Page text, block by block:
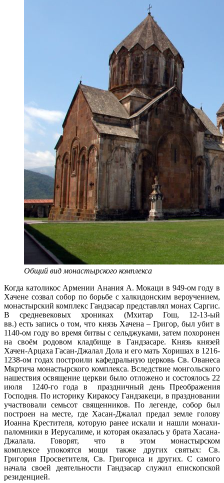
Общий вид монастырского комплекса
Когда католикос Армении Анания А. Мокаци в 949-ом году в
Хачене созвал собор по борьбе с халкидонским вероучением,
монастырский комплекс Гандзасар представлял монах Саргис.
В средневековых хрониках (Мхитар Гош, 12-13-ый
вв.) есть запись о том, что князь Хачена – Григор, был убит в
1140-ом году во время битвы с сельджуками, затем похоронен
на своём родовом кладбище в Гандзасаре. Князь князей
Хачен-Арцаха Гасан-Джалал Дола и его мать Хоришах в 1216-
1238-ом годах построили кафедральную церковь Св. Ованеса
Мкртича монастырского комплекса. Вследствие монгольского
нашествия освящение церкви было отложено и состоялось 22
июля 1240-го года в праздничный день Преображения
Господня. По историку Киракосу Гандзакеци, в праздновании
участвовали семьсот священников. По легенде, собор был
построен на месте, где Хасан-Джалал предал земле голову
Иоанна Крестителя, которую ранее искали и нашли монахи-
паломники в Иерусалиме, и которая оказалась у брата Хасана-
Джалала. Говорят, что в этом монастырском
комплексе упокоятся мощи также других святых: Св.
Григория Просветителя, Св. Григориса и других. С самого
начала своей деятельности Гандзасар служил епископской
резиденцией.